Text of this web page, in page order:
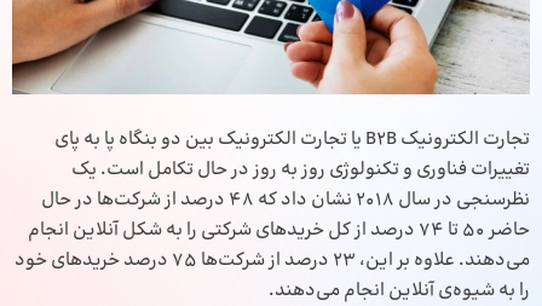
تجارت الکترونیک B2B یا تجارت الکترونیک بین دو بنگاه پا به پای
تغییرات فناوری و تکنولوژی روز به روز در حال تکامل است. یک
نظرسنجی در سال 2018 نشان داد که 48 درصد از شرکت‌ها در حال
حاضر 50 تا 74 درصد از کل خریدهای شرکتی را به شکل آنلاین انجام
می‌دهند. علاوه بر این، 23 درصد از شرکت‌ها 75 درصد خریدهای خود
را به شیوه‌ی آنلاین انجام می‌دهند.